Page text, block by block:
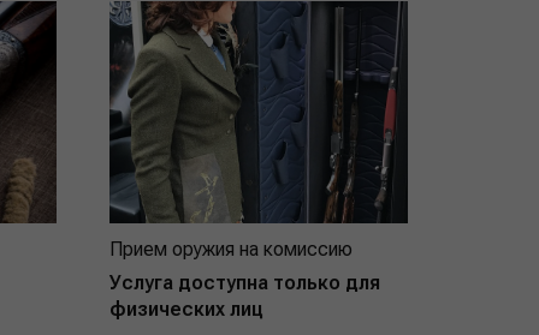
Прием оружия на комиссию
Услуга доступна только для
физических лиц